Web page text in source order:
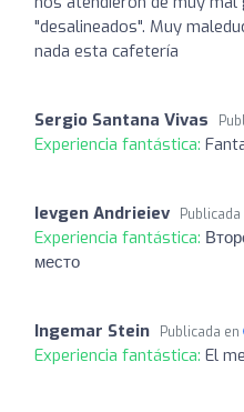
"desalineados". Muy
nada esta cafetería
Sergio Santana Vivas
Experiencia fantástica:
Ievgen Andrieiev Publicada
Experiencia fantástica:
место
Ingemar Stein Publicada en
Experiencia fantástica: El